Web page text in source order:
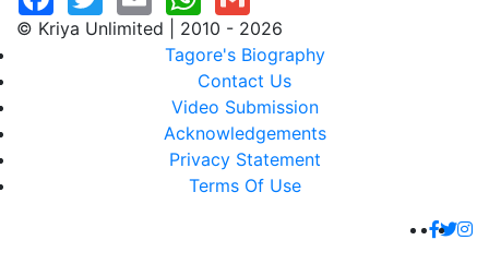
© Kriya Unlimited | 2010 - 2026
Tagore's Biography
Contact Us
Video Submission
Acknowledgements
Privacy Statement
Terms Of Use